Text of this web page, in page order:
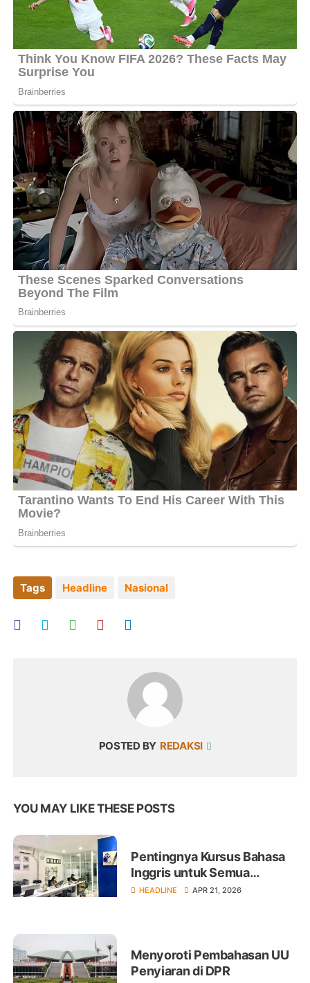
Tags Headline Nasional
POSTED BY REDAKSI
YOU MAY LIKE THESE POSTS
Pentingnya Kursus Bahasa
Inggris untuk Semua
Kalangan
HEADLINE APR 21, 2026
Menyoroti Pembahasan UU
Penyiaran di DPR